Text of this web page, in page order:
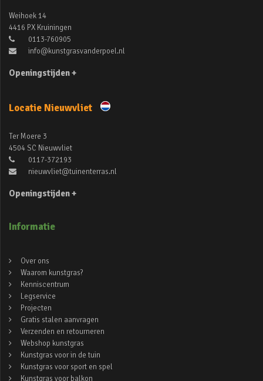
Weihoek 14
4416 PX Kruiningen
0113-760905
info@kunstgrasvanderpoel.nl
Openingstijden +
Locatie Nieuwvliet
Ter Moere 3
4504 SC Nieuwvliet
0117-372193
nieuwvliet@tuinenterras.nl
Openingstijden +
Informatie
Over ons
Waarom kunstgras?
Kenniscentrum
Legservice
Projecten
Gratis stalen aanvragen
Verzenden en retourneren
Webshop kunstgras
Kunstgras voor in de tuin
Kunstgras voor sport en spel
Kunstgras voor balkon